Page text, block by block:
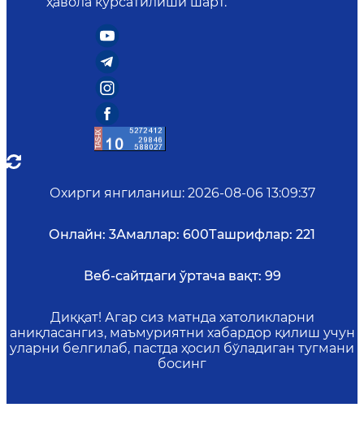
Охирги янгиланиш: 2026-08-06 13:09:37
Онлайн: 3Амаллар: 600Ташрифлар: 221
Веб-сайтдаги ўртача вақт: 99
Диққат! Агар сиз матнда хатоликларни
аниқласангиз, маъмуриятни хабардор қилиш учун
уларни белгилаб, пастда ҳосил бўладиган тугмани
босинг